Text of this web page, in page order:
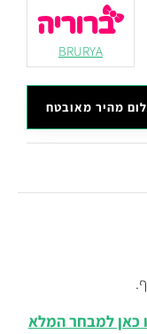
BRURYA
מהיר מאובטח
כאן למבחר המלא